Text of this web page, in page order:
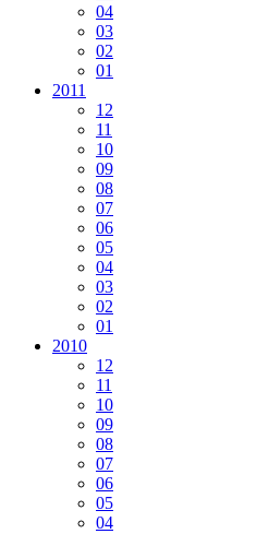
04
03
02
01
2011
12
11
10
09
08
07
06
05
04
03
02
01
2010
12
11
10
09
08
07
06
05
04